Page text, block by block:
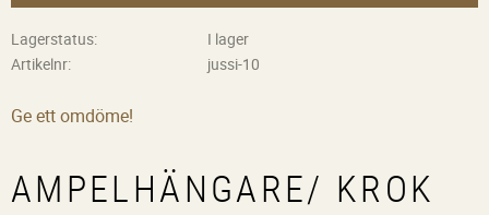
Lagerstatus
I lager
Artikelnr
jussi-10
Ge ett omdöme!
AMPELHÄNGARE/ KROK